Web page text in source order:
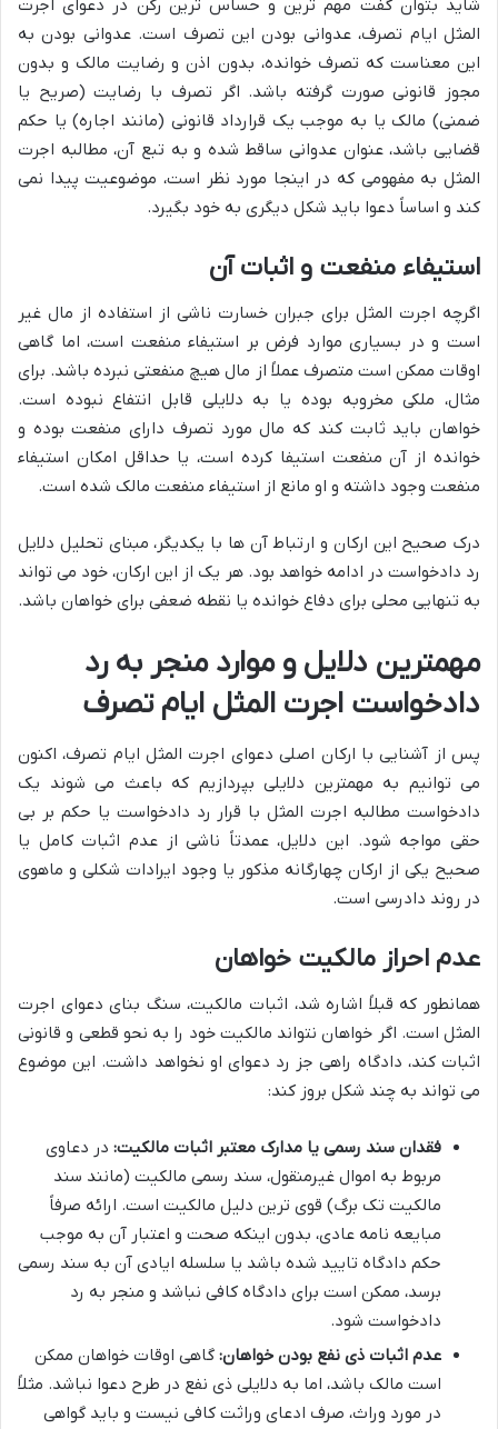
شاید بتوان گفت مهم ترین و حساس ترین رکن در دعوای اجرت
المثل ایام تصرف، عدوانی بودن این تصرف است. عدوانی بودن به
این معناست که تصرف خوانده، بدون اذن و رضایت مالک و بدون
مجوز قانونی صورت گرفته باشد. اگر تصرف با رضایت (صریح یا
ضمنی) مالک یا به موجب یک قرارداد قانونی (مانند اجاره) یا حکم
قضایی باشد، عنوان عدوانی ساقط شده و به تبع آن، مطالبه اجرت
المثل به مفهومی که در اینجا مورد نظر است، موضوعیت پیدا نمی
کند و اساساً دعوا باید شکل دیگری به خود بگیرد.
استیفاء منفعت و اثبات آن
اگرچه اجرت المثل برای جبران خسارت ناشی از استفاده از مال غیر
است و در بسیاری موارد فرض بر استیفاء منفعت است، اما گاهی
اوقات ممکن است متصرف عملاً از مال هیچ منفعتی نبرده باشد. برای
مثال، ملکی مخروبه بوده یا به دلایلی قابل انتفاع نبوده است.
خواهان باید ثابت کند که مال مورد تصرف دارای منفعت بوده و
خوانده از آن منفعت استیفا کرده است، یا حداقل امکان استیفاء
منفعت وجود داشته و او مانع از استیفاء منفعت مالک شده است.
درک صحیح این ارکان و ارتباط آن ها با یکدیگر، مبنای تحلیل دلایل
رد دادخواست در ادامه خواهد بود. هر یک از این ارکان، خود می تواند
به تنهایی محلی برای دفاع خوانده یا نقطه ضعفی برای خواهان باشد.
مهمترین دلایل و موارد منجر به رد
دادخواست اجرت المثل ایام تصرف
پس از آشنایی با ارکان اصلی دعوای اجرت المثل ایام تصرف، اکنون
می توانیم به مهمترین دلایلی بپردازیم که باعث می شوند یک
دادخواست مطالبه اجرت المثل با قرار رد دادخواست یا حکم بر بی
حقی مواجه شود. این دلایل، عمدتاً ناشی از عدم اثبات کامل یا
صحیح یکی از ارکان چهارگانه مذکور یا وجود ایرادات شکلی و ماهوی
در روند دادرسی است.
عدم احراز مالکیت خواهان
همانطور که قبلاً اشاره شد، اثبات مالکیت، سنگ بنای دعوای اجرت
المثل است. اگر خواهان نتواند مالکیت خود را به نحو قطعی و قانونی
اثبات کند، دادگاه راهی جز رد دعوای او نخواهد داشت. این موضوع
می تواند به چند شکل بروز کند:
فقدان سند رسمی یا مدارک معتبر اثبات مالکیت: در دعاوی
مربوط به اموال غیرمنقول، سند رسمی مالکیت (مانند سند
مالکیت تک برگ) قوی ترین دلیل مالکیت است. ارائه صرفاً
مبایعه نامه عادی، بدون اینکه صحت و اعتبار آن به موجب
حکم دادگاه تایید شده باشد یا سلسله ایادی آن به سند رسمی
برسد، ممکن است برای دادگاه کافی نباشد و منجر به رد
دادخواست شود.
عدم اثبات ذی نفع بودن خواهان: گاهی اوقات خواهان ممکن
است مالک باشد، اما به دلایلی ذی نفع در طرح دعوا نباشد. مثلاً
در مورد وراث، صرف ادعای وراثت کافی نیست و باید گواهی